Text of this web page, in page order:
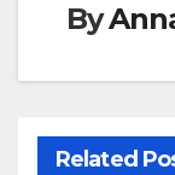
By
Related